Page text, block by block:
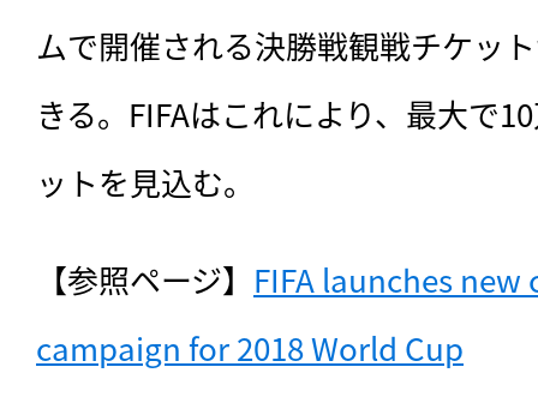
ムで開催される決勝戦観戦チケッ
きる。FIFAはこれにより、最大で
ットを見込む。
【参照ページ】 FIFA launches
campaign for 2018 World Cup